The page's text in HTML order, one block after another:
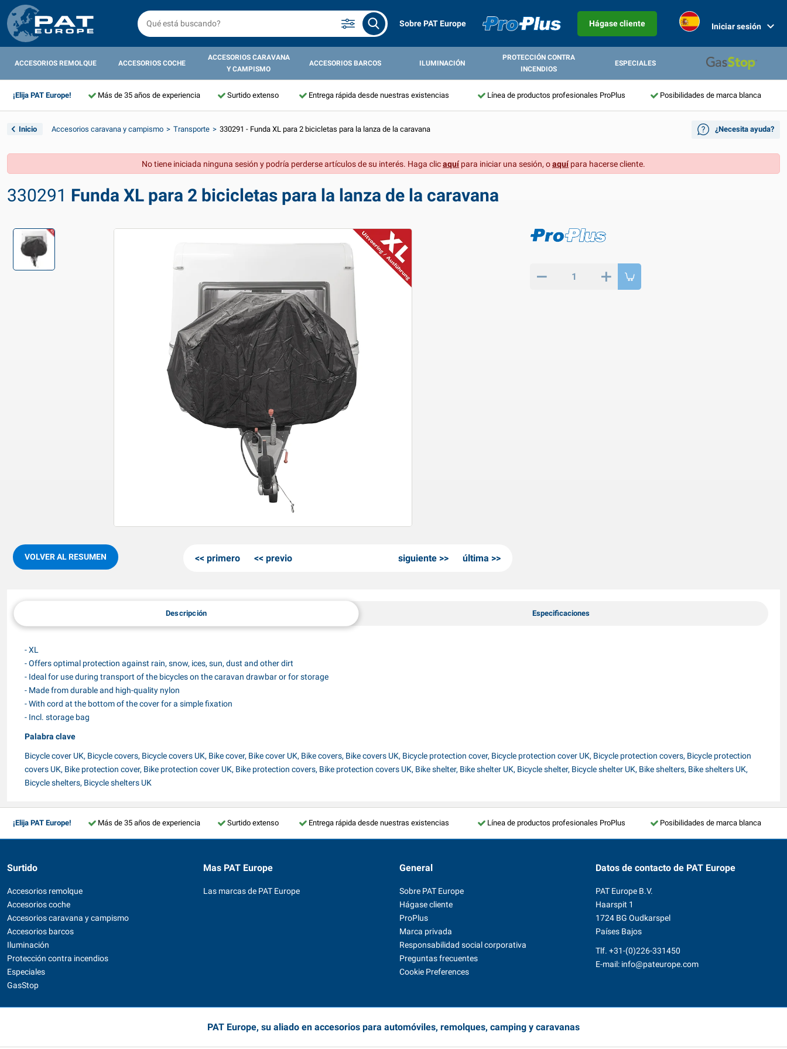
Sobre PAT Europe Hágase cliente Iniciar sesión
ACCESORIOS REMOLQUE ACCESORIOS COCHE
ACCESORIOS CARAVANA
Y CAMPISMO
ACCESORIOS BARCOS ILUMINACIÓN
PROTECCIÓN CONTRA
INCENDIOS
ESPECIALES
¡Elija PAT Europe! Más de 35 años de experiencia Surtido extenso Entrega rápida desde nuestras existencias Línea de productos profesionales ProPlus Posibilidades de marca blanca
Inicio Accesorios caravana y campismo Transporte 330291 - Funda XL para 2 bicicletas para la lanza de la caravana ¿Necesita ayuda?
No tiene iniciada ninguna sesión y podría perderse artículos de su interés. Haga clicaquípara iniciar una sesión, oaquípara hacerse cliente.
330291 Funda XL para 2 bicicletas para la lanza de la caravana
VOLVER AL RESUMEN primero previo siguiente última
Descripción Especificaciones
- XL
- Offers optimal protection against rain, snow, ices, sun, dust and other dirt
- Ideal for use during transport of the bicycles on the caravan drawbar or for storage
- Made from durable and high-quality nylon
- With cord at the bottom of the cover for a simple fixation
- Incl. storage bag
Palabra clave
Bicycle cover UK, Bicycle covers, Bicycle covers UK, Bike cover, Bike cover UK, Bike covers, Bike covers UK, Bicycle protection cover, Bicycle protection cover UK, Bicycle protection covers, Bicycle protection
covers UK, Bike protection cover, Bike protection cover UK, Bike protection covers, Bike protection covers UK, Bike shelter, Bike shelter UK, Bicycle shelter, Bicycle shelter UK, Bike shelters, Bike shelters UK,
Bicycle shelters, Bicycle shelters UK
¡Elija PAT Europe! Más de 35 años de experiencia Surtido extenso Entrega rápida desde nuestras existencias Línea de productos profesionales ProPlus Posibilidades de marca blanca
Surtido
Accesorios remolque
Accesorios coche
Accesorios caravana y campismo
Accesorios barcos
Iluminación
Protección contra incendios
Especiales
GasStop
Mas PAT Europe
Las marcas de PAT Europe
General
Sobre PAT Europe
Hágase cliente
ProPlus
Marca privada
Responsabilidad social corporativa
Preguntas frecuentes
Cookie Preferences
Datos de contacto de PAT Europe
PAT Europe B.V.
Haarspit 1
1724 BG Oudkarspel
Países Bajos
Tlf. +31-(0)226-331450
E-mail: info@pateurope.com
PAT Europe, su aliado en accesorios para automóviles, remolques, camping y caravanas